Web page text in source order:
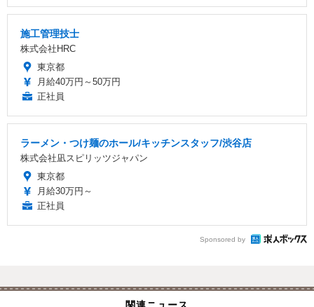
施工管理技士
株式会社HRC
東京都
月給40万円～50万円
正社員
ラーメン・つけ麺のホール/キッチンスタッフ/渋谷店
株式会社凪スピリッツジャパン
東京都
月給30万円～
正社員
Sponsored by
関連ニュース